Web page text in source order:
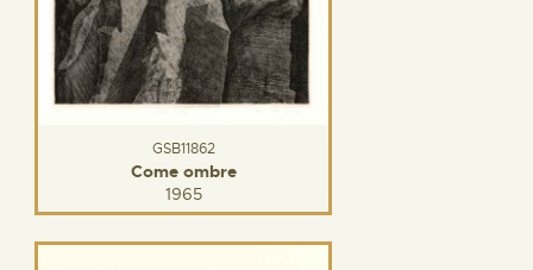
GSB11862
Come ombre
1965